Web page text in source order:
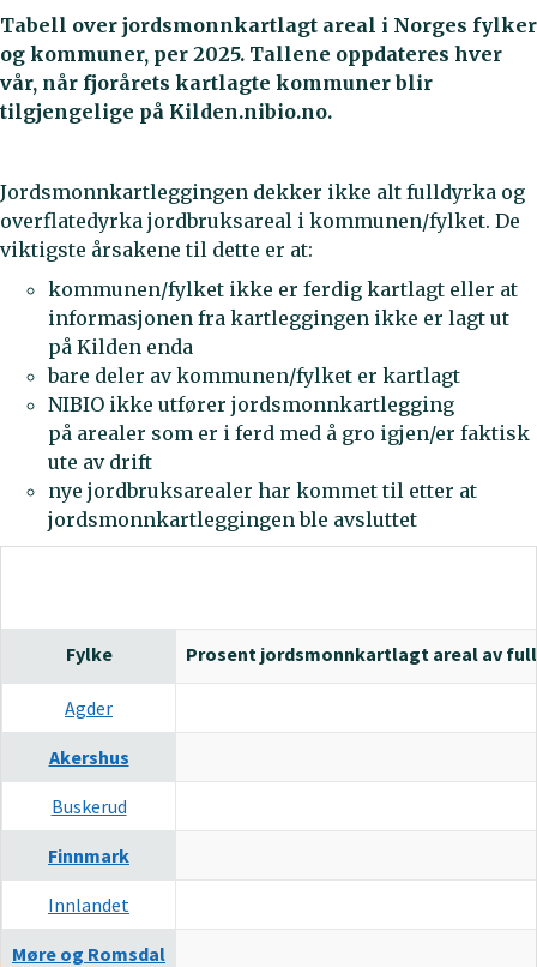
Tabell over jordsmonnkartlagt areal i Norges fylker
og kommuner, per 2025. Tallene oppdateres hver
vår, når fjorårets kartlagte kommuner blir
tilgjengelige på Kilden.nibio.no.
Jordsmonnkartleggingen dekker ikke alt fulldyrka og
overflatedyrka jordbruksareal i kommunen/fylket. De
viktigste årsakene til dette er at:
kommunen/fylket ikke er ferdig kartlagt eller at
informasjonen fra kartleggingen ikke er lagt ut
på Kilden enda
bare deler av kommunen/fylket er kartlagt
NIBIO ikke utfører jordsmonnkartlegging
på arealer som er i ferd med å gro igjen/er faktisk
ute av drift
nye jordbruksarealer har kommet til etter at
jordsmonnkartleggingen ble avsluttet
Fylke Prosent jordsmonnkartlagt areal av
Agder
Akershus
Buskerud
Finnmark
Innlandet
Møre og Romsdal